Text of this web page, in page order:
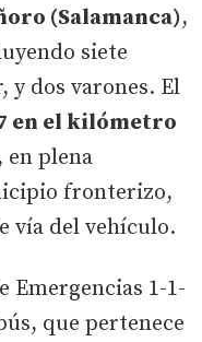
(Salamanca),
siete
y dos varones. El
en el kilómetro
, en plena
fronterizo,
vía del vehículo.
Emergencias 1-1-
que pertenece